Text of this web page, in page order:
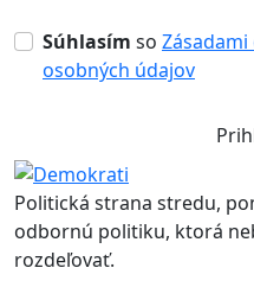
Súhlasím so
osobných údajov
Politická strana stredu,
odbornú politiku, ktorá
rozdeľovať.